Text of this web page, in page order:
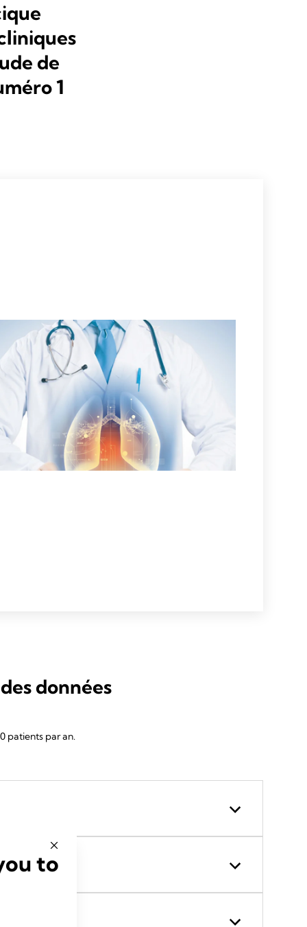
de
1
données
patients par an.
to